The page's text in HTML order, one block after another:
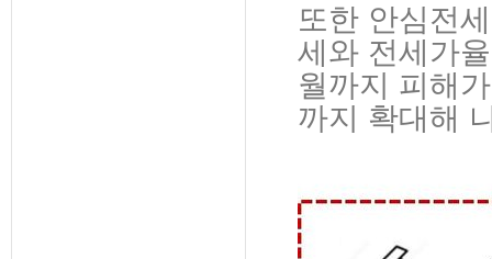
또한 안심전
세와 전세가
월까지 피해
까지 확대해